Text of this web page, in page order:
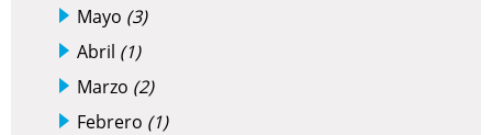
Mayo (3)
Abril (1)
Marzo (2)
Febrero (1)